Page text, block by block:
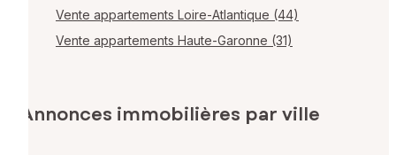
Vente appartements Loire-Atlantique (44)
Vente appartements Haute-Garonne (31)
Annonces immobilières par ville